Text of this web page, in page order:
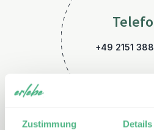
Zustimmung Details
+49 2151